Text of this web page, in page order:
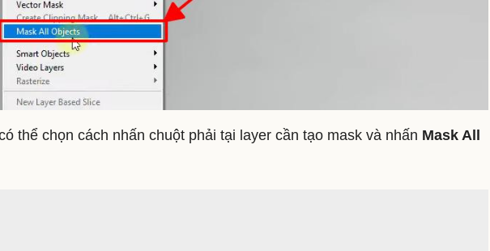
thể chọn cách nhấn chuột phải tại layer cần tạo mask và nhấn Mask All